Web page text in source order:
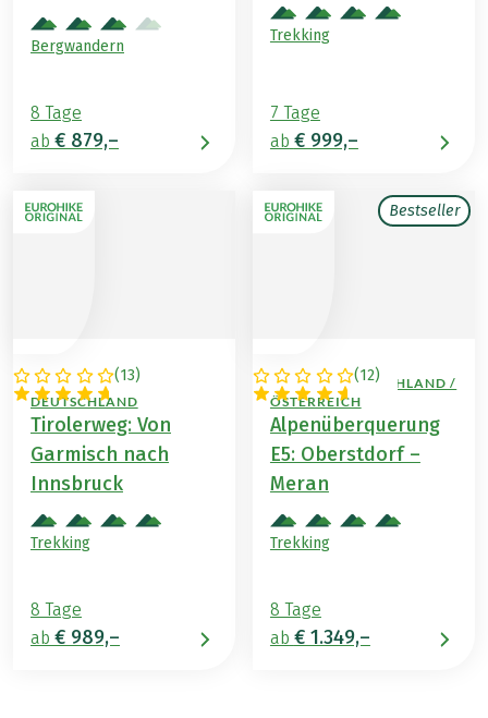
Bergwandern
8 Tage
ab € 879,–
Trekking
7 Tage
ab € 999,–
(13)
ÖSTERREICH /
DEUTSCHLAND
Tirolerweg: Von
Garmisch nach
Innsbruck
Trekking
8 Tage
ab € 989,–
Bestseller
(12)
ITALIEN / DEUTSCHLAND /
ÖSTERREICH
Alpenüberquerung
E5: Oberstdorf –
Meran
Trekking
8 Tage
ab € 1.349,–